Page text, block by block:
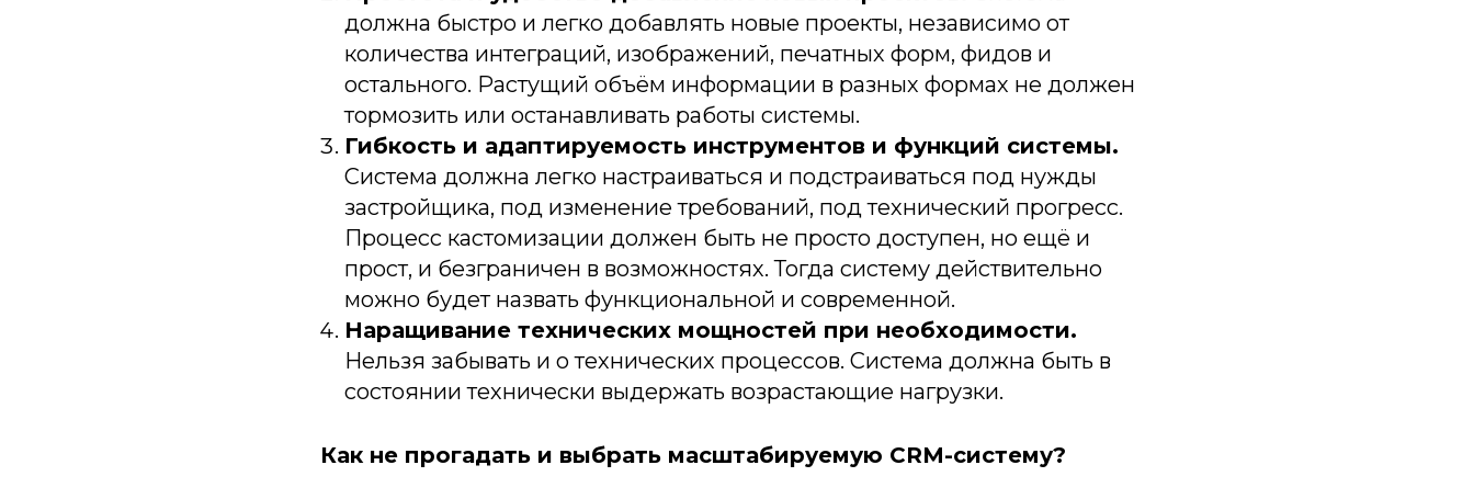
должна быстро и легко добавлять новые проекты, независимо от
количества интеграций, изображений, печатных форм, фидов и
остального. Растущий объём информации в разных формах не должен
тормозить или останавливать работы системы.
Гибкость и адаптируемость инструментов и функций системы.
Система должна легко настраиваться и подстраиваться под нужды
застройщика, под изменение требований, под технический прогресс.
Процесс кастомизации должен быть не просто доступен, но ещё и
прост, и безграничен в возможностях. Тогда систему действительно
можно будет назвать функциональной и современной.
Наращивание технических мощностей при необходимости.
Нельзя забывать и о технических процессов. Система должна быть в
состоянии технически выдержать возрастающие нагрузки.
Как не прогадать и выбрать масштабируемую CRM-систему?